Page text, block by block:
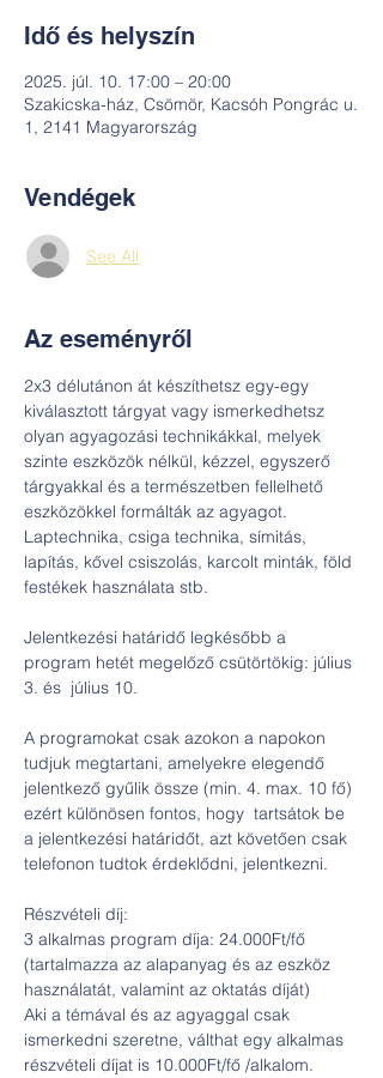
Idő és helyszín
2025. júl. 10. 17:00 – 20:00
Szakicska-ház, Csömör, Kacsóh Pongrác u.
1, 2141 Magyarország
Vendégek
See All
Az eseményről
2x3 délutánon át készíthetsz egy-egy
kiválasztott tárgyat vagy ismerkedhetsz
olyan agyagozási technikákkal, melyek
szinte eszközök nélkül, kézzel, egyszerő
tárgyakkal és a természetben fellelhető
eszközökkel formálták az agyagot.
Laptechnika, csiga technika, símitás,
lapítás, kővel csiszolás, karcolt minták, föld
festékek használata stb.
Jelentkezési határidő legkésőbb a
program hetét megelőző csütörtökig: július
3. és  július 10.
A programokat csak azokon a napokon
tudjuk megtartani, amelyekre elegendő
jelentkező gyűlik össze (min. 4. max. 10 fő)
ezért különösen fontos, hogy  tartsátok be
a jelentkezési határidőt, azt követően csak
telefonon tudtok érdeklődni, jelentkezni.
Részvételi díj:
3 alkalmas program díja: 24.000Ft/fő
(tartalmazza az alapanyag és az eszköz
használatát, valamint az oktatás díját)
Aki a témával és az agyaggal csak
ismerkedni szeretne, válthat egy alkalmas
részvételi díjat is 10.000Ft/fő /alkalom.